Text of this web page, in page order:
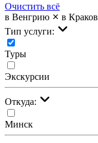
Очистить всё
в Венгрию
в Краков
Тип услуги:
Туры
Экскурсии
Откуда:
Минск